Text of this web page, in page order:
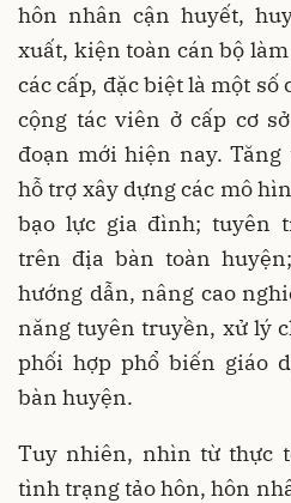
hôn nhân cận huyết,
xuất, kiện toàn cán bộ
các cấp, đặc biệt là một
cộng tác viên ở cấp cơ
đoạn mới hiện nay.
hỗ trợ xây dựng các mô
bạo lực gia đình; tuyên
trên địa bàn toàn
hướng dẫn, nâng cao
năng tuyên truyền, xử lý
phối hợp phổ biến giáo
bàn huyện.
Tuy nhiên, nhìn từ thực
tình trạng tảo hôn, hôn